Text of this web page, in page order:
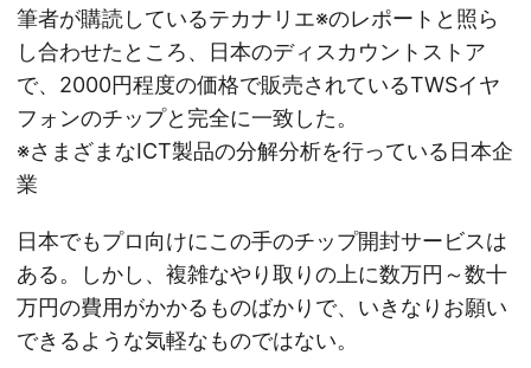
筆者が購読しているテカナリエ※のレポートと照ら
し合わせたところ、日本のディスカウントストア
で、2000円程度の価格で販売されているTWSイヤ
フォンのチップと完全に一致した。
※さまざまなICT製品の分解分析を行っている日本企
業
日本でもプロ向けにこの手のチップ開封サービスは
ある。しかし、複雑なやり取りの上に数万円～数十
万円の費用がかかるものばかりで、いきなりお願い
できるような気軽なものではない。